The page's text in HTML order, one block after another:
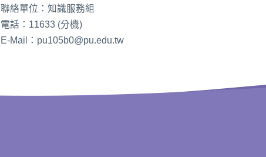
聯絡單位：知識服務組
電話：11633 (分機)
E-Mail：pu105b0@pu.edu.tw